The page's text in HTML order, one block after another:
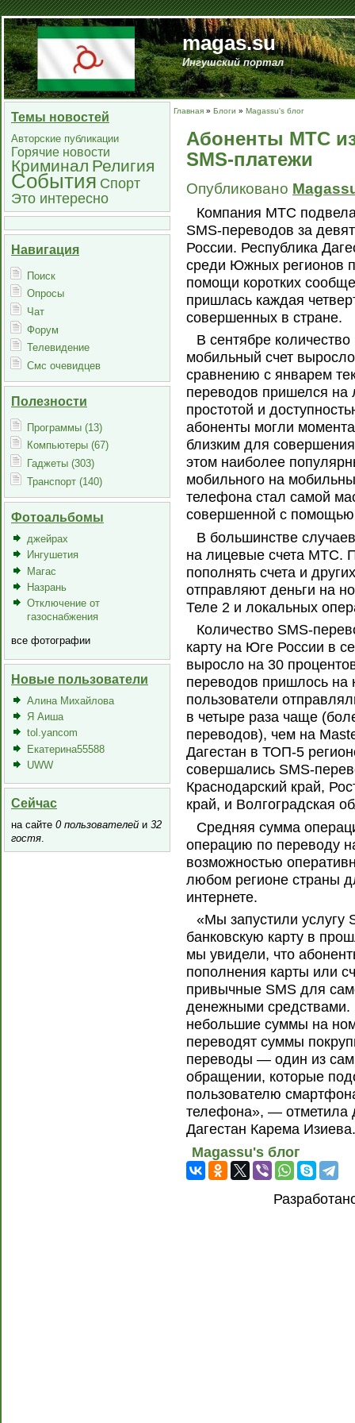
magas.su
Ингушский портал
Темы новостей
Авторские публикации
Горячие новости
Криминал Религия
События Спорт
Это интересно
Навигация
Поиск
Опросы
Чат
Форум
Телевидение
Смс очевидцев
Полезности
Программы (13)
Компьютеры (67)
Гаджеты (303)
Транспорт (140)
Фотоальбомы
джейрах
Ингушетия
Магас
Назрань
Отключение от
газоснабжения
все фотографии
Новые пользователи
Алина Михайлова
Я Аиша
tol.yancom
Екатерина55588
UWW
Сейчас
на сайте 0 пользователей и 32
гостя.
Главная » Блоги » Magassu's блог
Абоненты МТС
SMS-платежи
Опубликовано
Компания МТС подвела
SMS-переводов за
России. Республика
среди Южных регионов
помощи коротких
пришлась каждая
совершенных в стране.
В сентябре
мобильный счет
сравнению с январем
переводов пришелся на
простотой и
абоненты могли
близким для
этом наиболее
мобильного на
телефона стал самой
совершенной с помощью
В большинстве
на лицевые счета МТС.
пополнять счета и
отправляют деньги на
Теле 2 и локальных
Количество SMS-
карту на Юге России в
выросло на 30
переводов пришлось на
пользователи
в четыре раза чаще
переводов), чем на
Дагестан в ТОП-5
совершались SMS-
Краснодарский край,
край, и Волгоградская
Cредняя сумма
операцию по переводу
возможностью
любом регионе страны
интернете.
«Мы запустили услугу
банковскую карту в
мы увидели, что
пополнения карты или
привычные SMS для
денежными
небольшие суммы на
переводят суммы
переводы — один из
обращении, которые
пользователю
телефона», — отметила
Дагестан Карема Изиева.
Magassu's блог